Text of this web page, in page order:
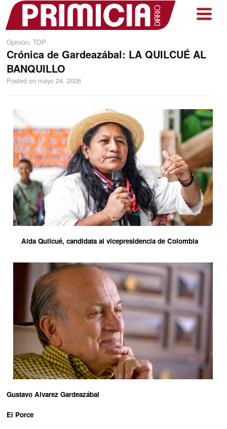
Opinión, TOP
Crónica de Gardeazábal: LA QUILCUÉ AL
BANQUILLO
Posted on mayo 24, 2026
Aida Quilcué, candidata al vicepresidencia de Colombia
Gustavo Alvarez Gardeazábal
El Porce